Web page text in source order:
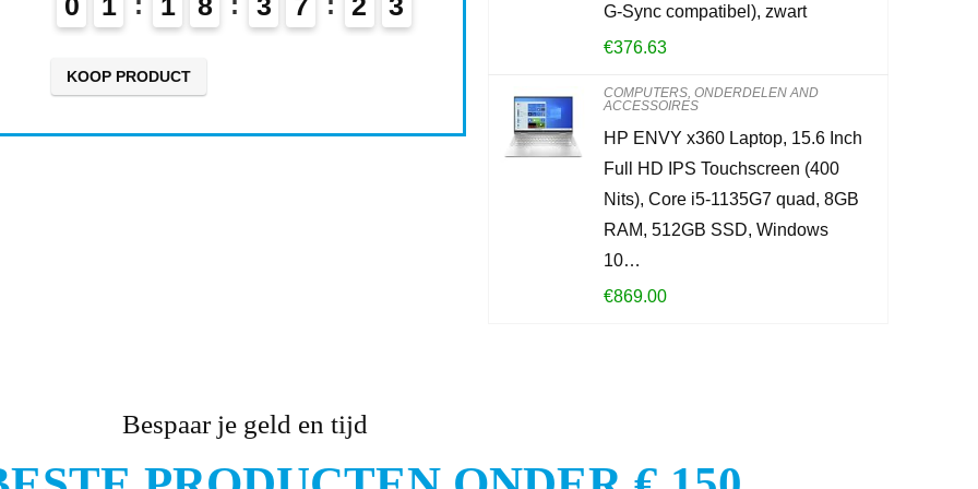
2
KOOP PRODUCT
G-Sync compatibel), zwart
€376.63
COMPUTERS, ONDERDELEN AND
ACCESSOIRES
HP ENVY x360 Laptop, 15.6 Inch
Full HD IPS Touchscreen (400
Nits), Core i5-1135G7 quad, 8GB
RAM, 512GB SSD, Windows
10…
€869.00
Bespaar je geld en tijd